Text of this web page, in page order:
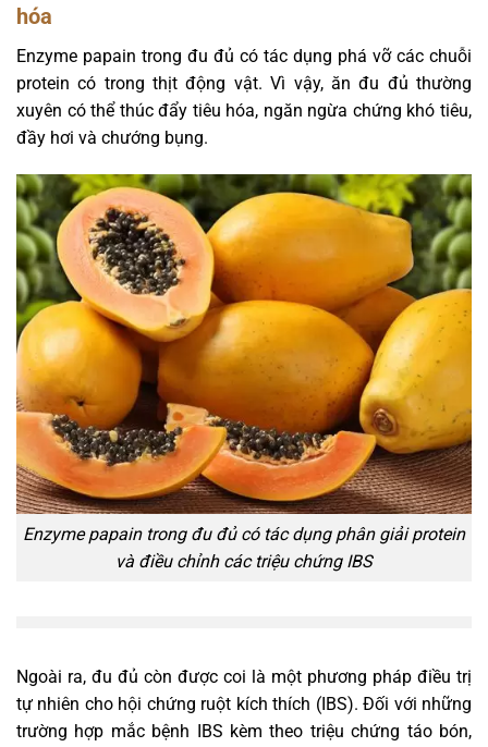
hóa
Enzyme papain trong đu đủ có tác dụng phá vỡ các chuỗi
protein có trong thịt động vật. Vì vậy, ăn đu đủ thường
xuyên có thể thúc đẩy tiêu hóa, ngăn ngừa chứng khó tiêu,
đầy hơi và chướng bụng.
Enzyme papain trong đu đủ có tác dụng phân giải protein
và điều chỉnh các triệu chứng IBS
Ngoài ra, đu đủ còn được coi là một phương pháp điều trị
tự nhiên cho hội chứng ruột kích thích (IBS). Đối với những
trường hợp mắc bệnh IBS kèm theo triệu chứng táo bón,